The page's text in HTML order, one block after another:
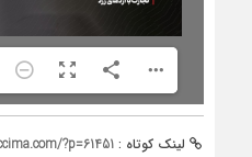
لینک کوتاه : ?p=61451